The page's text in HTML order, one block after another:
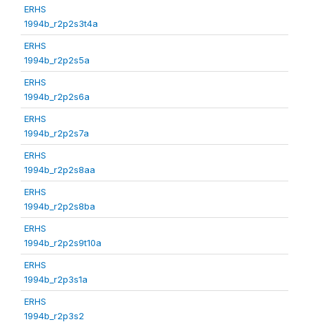
ERHS
1994b_r2p2s3t4a
ERHS
1994b_r2p2s5a
ERHS
1994b_r2p2s6a
ERHS
1994b_r2p2s7a
ERHS
1994b_r2p2s8aa
ERHS
1994b_r2p2s8ba
ERHS
1994b_r2p2s9t10a
ERHS
1994b_r2p3s1a
ERHS
1994b_r2p3s2